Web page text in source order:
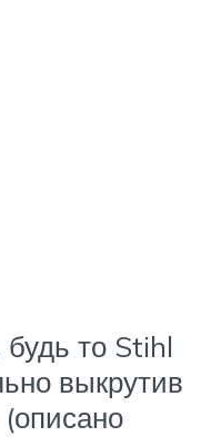
то Stihl
выкрутив